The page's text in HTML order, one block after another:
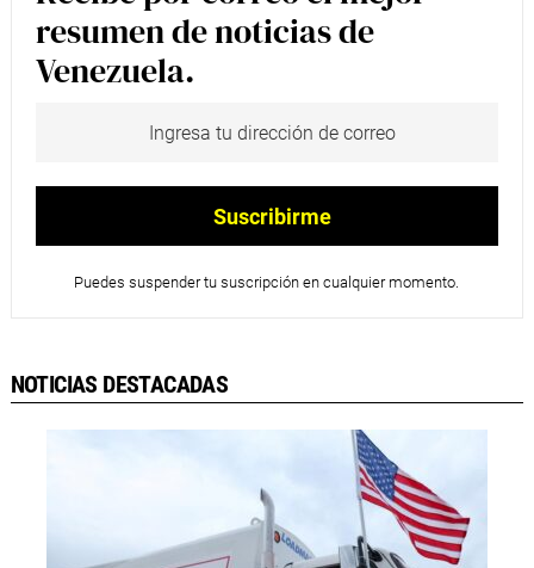
resumen de noticias de
Venezuela.
Puedes suspender tu suscripción en cualquier momento.
NOTICIAS DESTACADAS